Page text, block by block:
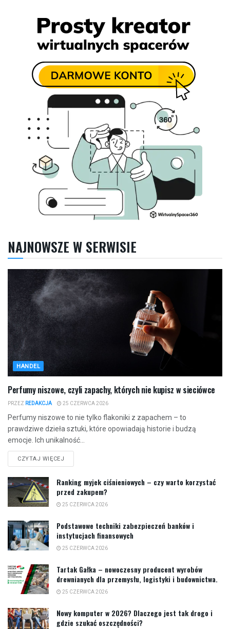
NAJNOWSZE W SERWISIE
HANDEL
Perfumy niszowe, czyli zapachy, których nie kupisz w sieciówce
PRZEZ REDAKCJA 25 CZERWCA 2026
Perfumy niszowe to nie tylko flakoniki z zapachem – to
prawdziwe dzieła sztuki, które opowiadają historie i budzą
emocje. Ich unikalność...
CZYTAJ WIĘCEJ
Ranking myjek ciśnieniowych – czy warto korzystać
przed zakupem?
25 CZERWCA 2026
Podstawowe techniki zabezpieczeń banków i
instytucjach finansowych
25 CZERWCA 2026
Tartak Gałka – nowoczesny producent wyrobów
drewnianych dla przemysłu, logistyki i budownictwa.
25 CZERWCA 2026
Nowy komputer w 2026? Dlaczego jest tak drogo i
gdzie szukać oszczędności?